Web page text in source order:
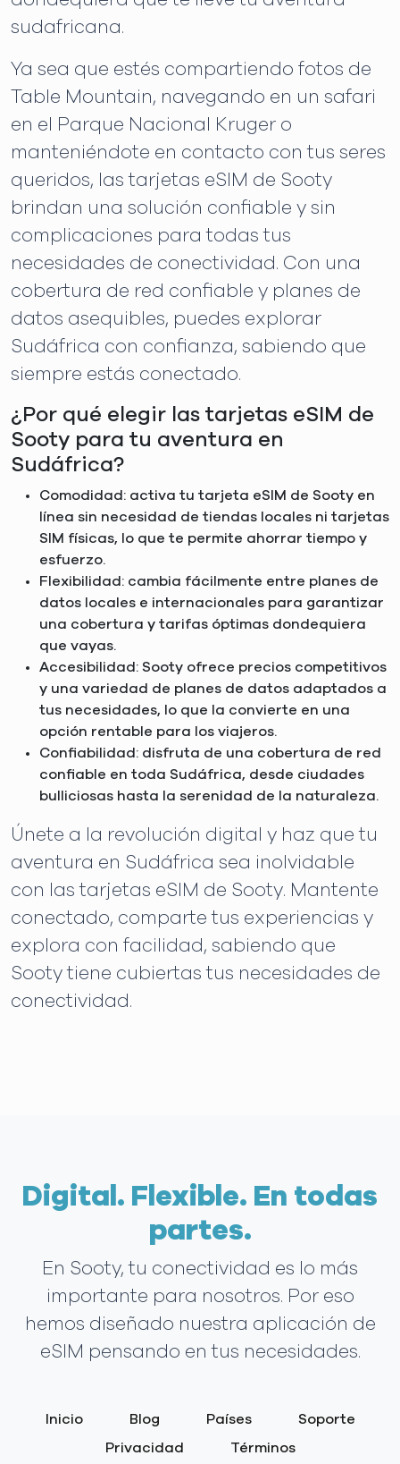
sudafricana.
Ya sea que estés compartiendo fotos de
Table Mountain, navegando en un safari
en el Parque Nacional Kruger o
manteniéndote en contacto con tus seres
queridos, las tarjetas eSIM de Sooty
brindan una solución confiable y sin
complicaciones para todas tus
necesidades de conectividad. Con una
cobertura de red confiable y planes de
datos asequibles, puedes explorar
Sudáfrica con confianza, sabiendo que
siempre estás conectado.
¿Por qué elegir las tarjetas eSIM de
Sooty para tu aventura en
Sudáfrica?
Comodidad: activa tu tarjeta eSIM de Sooty en
línea sin necesidad de tiendas locales ni tarjetas
SIM físicas, lo que te permite ahorrar tiempo y
esfuerzo.
Flexibilidad: cambia fácilmente entre planes de
datos locales e internacionales para garantizar
una cobertura y tarifas óptimas dondequiera
que vayas.
Accesibilidad: Sooty ofrece precios competitivos
y una variedad de planes de datos adaptados a
tus necesidades, lo que la convierte en una
opción rentable para los viajeros.
Confiabilidad: disfruta de una cobertura de red
confiable en toda Sudáfrica, desde ciudades
bulliciosas hasta la serenidad de la naturaleza.
Únete a la revolución digital y haz que tu
aventura en Sudáfrica sea inolvidable
con las tarjetas eSIM de Sooty. Mantente
conectado, comparte tus experiencias y
explora con facilidad, sabiendo que
Sooty tiene cubiertas tus necesidades de
conectividad.
Digital. Flexible. En todas
partes.
En Sooty, tu conectividad es lo más
importante para nosotros. Por eso
hemos diseñado nuestra aplicación de
eSIM pensando en tus necesidades.
Inicio Blog Países
Soporte
Privacidad
Términos